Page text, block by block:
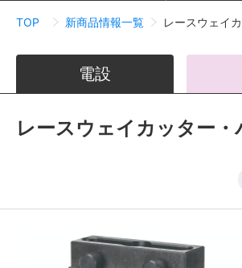
TOP 新商品情報一覧 レースウェイ
電設
レースウェイカッター・